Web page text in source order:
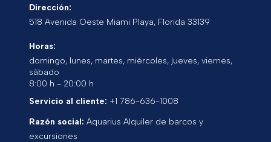
Dirección:
518 Avenida Oeste Miami Playa, Florida 33139
Horas:
domingo, lunes, martes, miércoles, jueves, viernes,
sábado
8:00 h - 20:00 h
Servicio al cliente: +1 786-636-1008
Razón social: Aquarius Alquiler de barcos y
excursiones